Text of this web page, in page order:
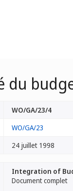
du
WO/GA/23/4
WO/GA/23
24 juillet 1998
Integration of
Document complet